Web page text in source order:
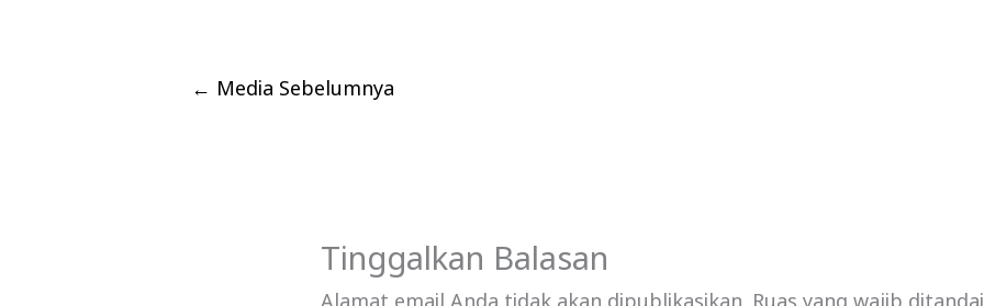
← Media Sebelumnya
Tinggalkan Balasan